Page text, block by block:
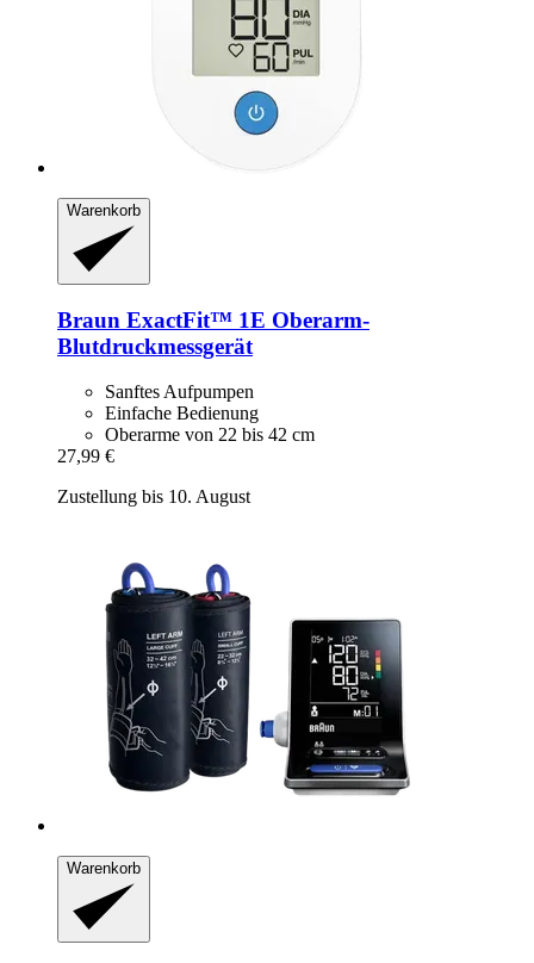
Warenkorb
Braun ExactFit™ 1E Oberarm-​
Blutdruckmessgerät
Sanftes Aufpumpen
Einfache Bedienung
Oberarme von 22 bis 42 cm
27,99 €
Zustellung bis 10. August
Warenkorb